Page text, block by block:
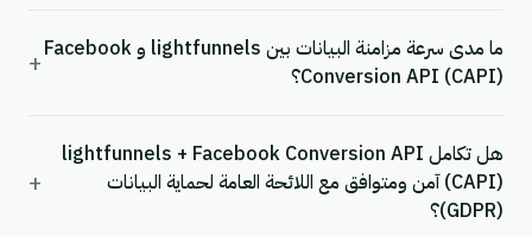
ما مدى سرعة مزامنة البيانات بين lightfunnels و Facebook
Conversion API (CAPI)؟
+
هل تكامل lightfunnels + Facebook Conversion API
(CAPI) آمن ومتوافق مع اللائحة العامة لحماية البيانات
(GDPR)؟
+